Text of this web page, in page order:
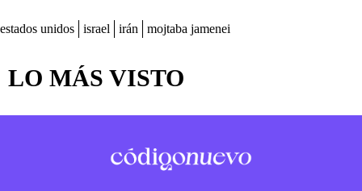
estados unidos israel irán mojtaba jamenei
LO MÁS VISTO